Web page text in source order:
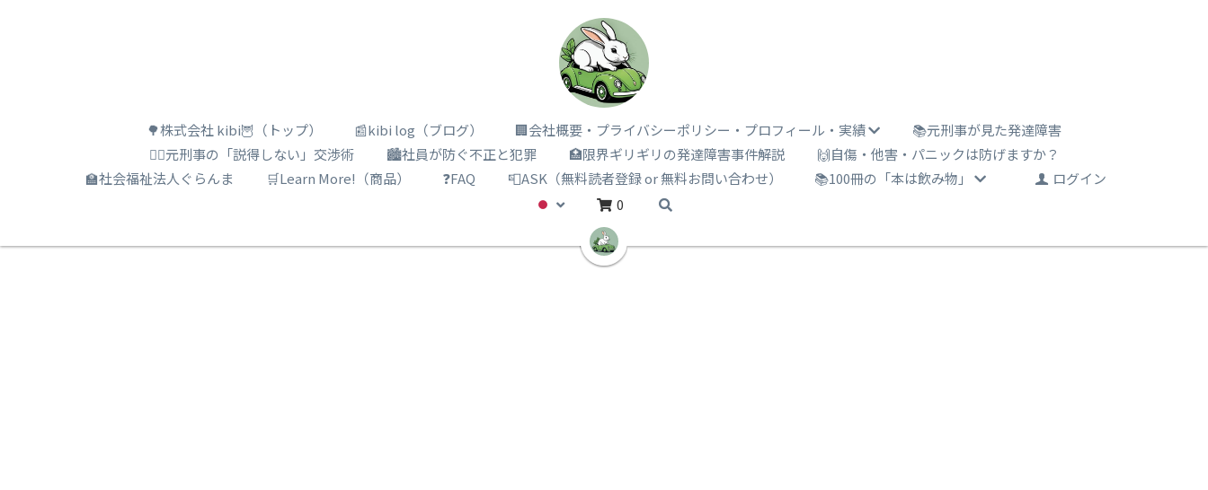
🌳株式会社 kibi🦉（トップ） 📰kibi log（ブログ） 🏢会社概要・プライバシーポリシー・プロフィール・実績
📚元刑事が見た発達障害
🕵️‍♂️元刑事の「説得しない」交渉術
🏙️社員が防ぐ不正と犯罪 🏥限界ギリギリの発達障害事件解説
🙌自傷・他害・パニックは防げますか？
🏫社会福祉法人ぐらんま
🛒Learn More!（商品） ❓FAQ 📮ASK（無料読者登録 or 無料お問い合わせ） 📚100冊の「本は飲み物」
ログイン
0